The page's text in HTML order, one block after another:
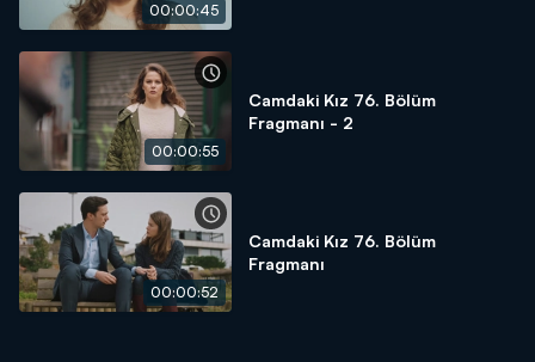
00:00:45
00:00:55
Camdaki Kız 76. Bölüm
Fragmanı - 2
00:00:52
Camdaki Kız 76. Bölüm
Fragmanı